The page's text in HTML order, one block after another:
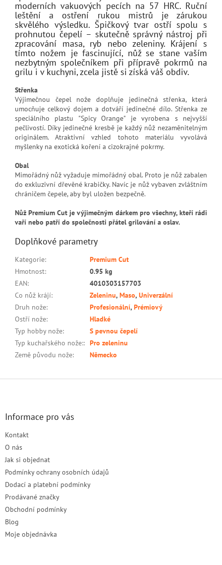
moderních vakuových pecích na 57 HRC. Ruční
leštění a ostření rukou mistrů je zárukou
skvělého výsledku. Špičkový tvar ostří spolu s
prohnutou čepelí – skutečně správný nástroj při
zpracování masa, ryb nebo zeleniny. Krájení s
tímto nožem je fascinující, nůž se stane vaším
nezbytným společníkem při přípravě pokrmů na
grilu i v kuchyni, zcela jistě si získá váš obdiv.
Střenka
Výjimečnou čepel nože doplňuje jedinečná střenka, která
umocňuje celkový dojem a dotváří jedinečné dílo. Střenka ze
speciálního plastu "Spicy Orange" je vyrobena s nejvyšší
pečlivostí. Díky jedinečné kresbě je každý nůž nezaměnitelným
originálem. Atraktivní vzhled tohoto materiálu vyvolává
myšlenky na exotická koření a cizokrajné pokrmy.
Obal
Mimořádný nůž vyžaduje mimořádný obal. Proto je nůž zabalen
do exkluzivní dřevěné krabičky. Navíc je nůž vybaven zvláštním
chráničem čepele, aby byl uložen bezpečně.
Nůž Premium Cut je výjimečným dárkem pro všechny, kteří rádi
vaří nebo patří do společnosti přátel grilování a oslav.
Doplňkové parametry
Kategorie:
Premium Cut
Hmotnost:
0.95 kg
EAN:
4010303157703
Co nůž krájí: Zeleninu, Maso, Univerzální
Druh nože: Profesionální, Prémiový
Ostří nože:
Hladké
Typ hobby nože:
S pevnou čepelí
Typ kuchařského nože:: Pro zeleninu
Země původu nože: Německo
Informace pro vás
Kontakt
O nás
Jak si objednat
Podmínky ochrany osobních údajů
Dodací a platební podmínky
Prodávané značky
Obchodní podmínky
Blog
Moje objednávka